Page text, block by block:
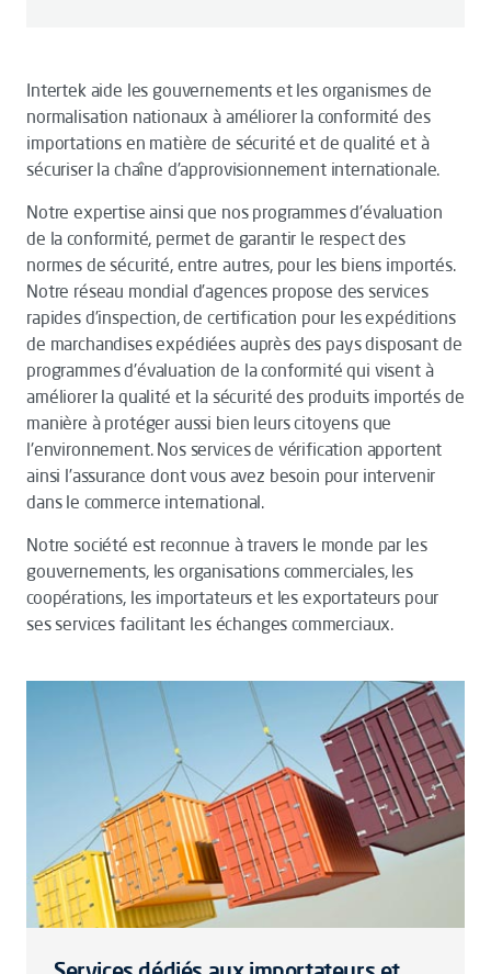
Intertek aide les gouvernements et les organismes de
normalisation nationaux à améliorer la conformité des
importations en matière de sécurité et de qualité et à
sécuriser la chaîne d’approvisionnement internationale.
Notre expertise ainsi que nos programmes d’évaluation
de la conformité, permet de garantir le respect des
normes de sécurité, entre autres, pour les biens importés.
Notre réseau mondial d’agences propose des services
rapides d’inspection, de certification pour les expéditions
de marchandises expédiées auprès des pays disposant de
programmes d'évaluation de la conformité qui visent à
améliorer la qualité et la sécurité des produits importés de
manière à protéger aussi bien leurs citoyens que
l'environnement. Nos services de vérification apportent
ainsi l’assurance dont vous avez besoin pour intervenir
dans le commerce international.
Notre société est reconnue à travers le monde par les
gouvernements, les organisations commerciales, les
coopérations, les importateurs et les exportateurs pour
ses services facilitant les échanges commerciaux.